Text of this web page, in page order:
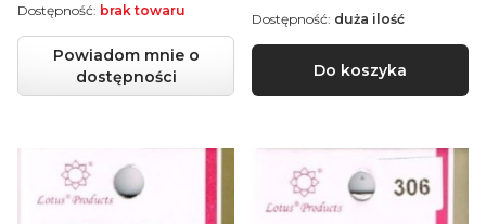
Powiadom mnie o
dostępności
Dostępność: brak towaru
Do koszyka
Dostępność: duża ilość